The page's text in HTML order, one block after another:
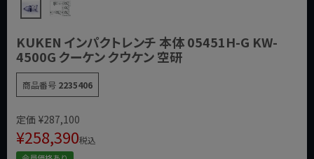
KUKEN インパクトレンチ 本体 05451H-G KW-
4500G クーケン クウケン 空研
商品番号 2235406
定価 ¥287,100
¥258,390税込